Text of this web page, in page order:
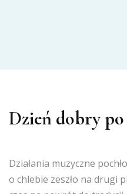
Dzień dobry
Działania muzyczne
o chlebie zeszło na drugi